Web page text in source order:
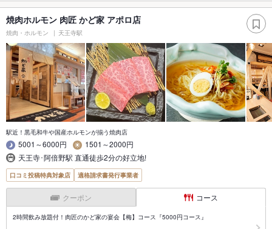
焼肉ホルモン 肉匠 かど家 アポロ店
焼肉・ホルモン 天王寺駅
駅近！黒毛和牛や国産ホルモンが揃う焼肉店
5001～6000円
1501～2000円
天王寺･阿倍野駅 直通徒歩2分の好立地!
口コミ投稿特典対象店 適格請求書発行事業者
クーポン コース
2時間飲み放題付！肉匠のかど家の宴会【梅】コース『5000円コース』